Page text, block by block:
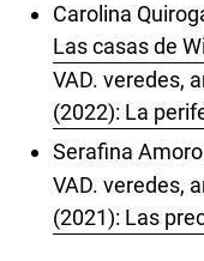
Carolina
Las casas de
VAD. veredes,
(2022): La
Serafina
VAD. veredes,
(2021): Las